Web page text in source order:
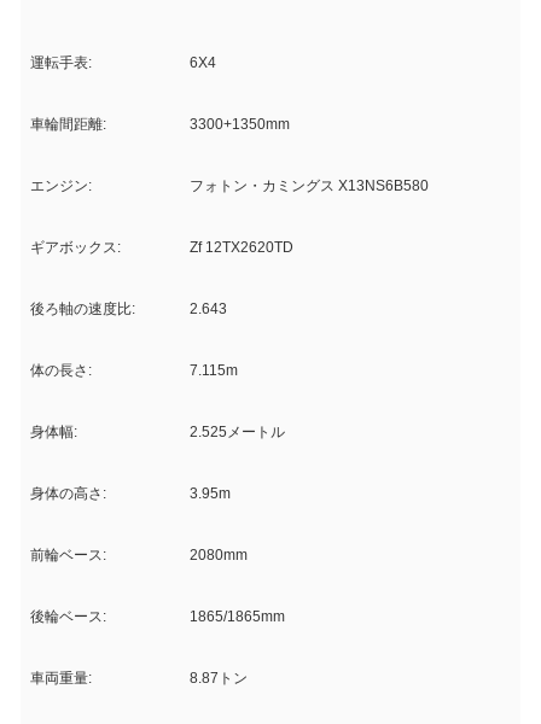
運転手表: 6X4
車輪間距離: 3300+1350mm
エンジン: フォトン・カミングス X13NS6B580
ギアボックス: Zf 12TX2620TD
後ろ軸の速度比: 2.643
体の長さ: 7.115m
身体幅: 2.525メートル
身体の高さ: 3.95m
前輪ベース: 2080mm
後輪ベース: 1865/1865mm
車両重量: 8.87トン